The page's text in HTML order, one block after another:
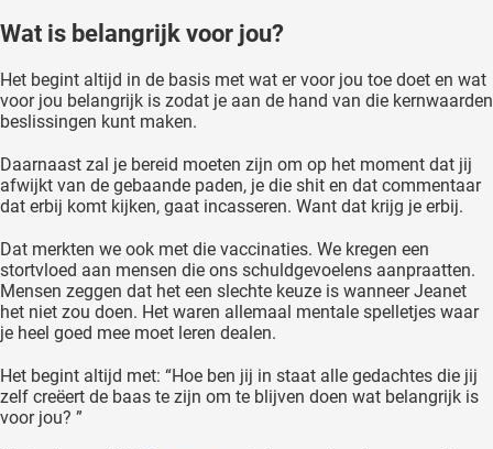
Wat is belangrijk voor jou?
Het begint altijd in de basis met wat er voor jou toe doet en wat
voor jou belangrijk is zodat je aan de hand van die kernwaarden
beslissingen kunt maken.
Daarnaast zal je bereid moeten zijn om op het moment dat jij
afwijkt van de gebaande paden, je die shit en dat commentaar
dat erbij komt kijken, gaat incasseren. Want dat krijg je erbij.
Dat merkten we ook met die vaccinaties. We kregen een
stortvloed aan mensen die ons schuldgevoelens aanpraatten.
Mensen zeggen dat het een slechte keuze is wanneer Jeanet
het niet zou doen. Het waren allemaal mentale spelletjes waar
je heel goed mee moet leren dealen.
Het begint altijd met: “Hoe ben jij in staat alle gedachtes die jij
zelf creëert de baas te zijn om te blijven doen wat belangrijk is
voor jou? ”